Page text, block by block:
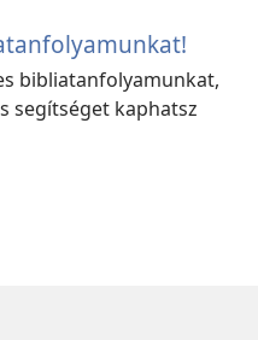
bibliatanfolyamunkat,
segítséget kaphatsz